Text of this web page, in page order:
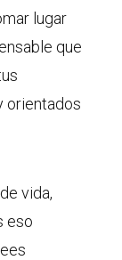
lugar
que
orientados
vida,
eso